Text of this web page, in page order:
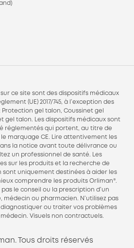
ce site sont des dispositifs médicaux
(UE) 2017/745, à l’exception des
Protection gel talon, Coussinet gel
gel talon. Les dispositifs médicaux sont
réglementés qui portent, au titre de
marquage CE. Lire attentivement les
la notice avant toute délivrance ou
un professionnel de santé. Les
sur les produits et la recherche de
sont uniquement destinées à aider les
comprendre les produits Orliman®.
le conseil ou la prescription d’un
médecin ou pharmacien. N’utilisez pas
ou traiter vos problèmes
Visuels non contractuels.
Tous droits réservés